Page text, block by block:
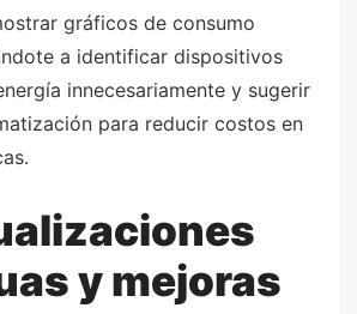
gráficos de consumo
a identificar dispositivos
innecesariamente y sugerir
para reducir costos en
y mejoras